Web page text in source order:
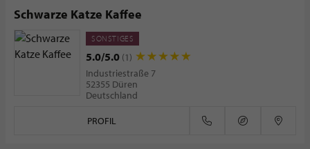
Schwarze Katze Kaffee
SONSTIGES
5.0/5.0 (1)
Industriestraße 7
52355 Düren
Deutschland
PROFIL